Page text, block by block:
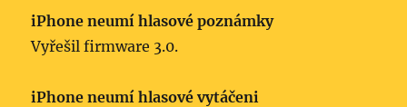
iPhone neumí hlasové poznámky
Vyřešil firmware 3.0.
iPhone neumí hlasové vytáčeni